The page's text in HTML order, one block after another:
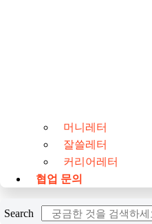
머니레터
잘쓸레터
커리어레터
협업 문의
Search